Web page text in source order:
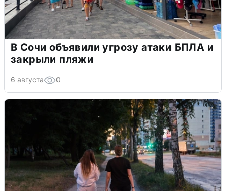
В Сочи объявили угрозу атаки БПЛА и
закрыли пляжи
6 августа 0